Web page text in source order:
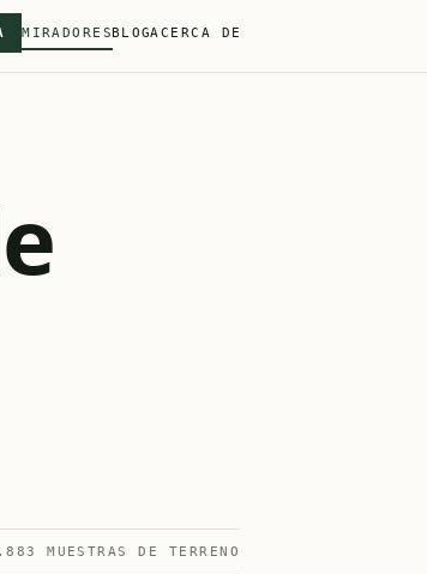
MIRADORESBLOGACERCA DE
MUESTRAS DE TERRENO